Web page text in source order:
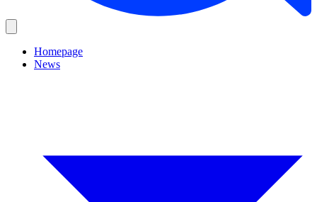
Homepage
News